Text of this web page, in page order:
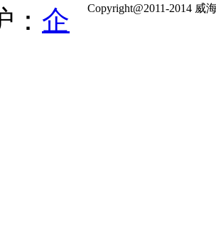
Copyright@2011-2014
企